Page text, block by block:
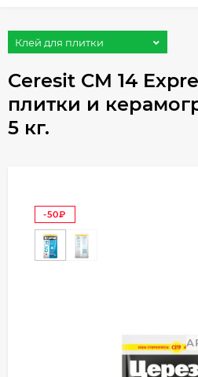
Клей для плитки
Ceresit CM 14
плитки и
5 кг.
-50